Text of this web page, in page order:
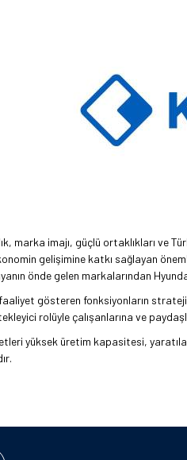
marka imajı, güçlü ortaklıkları ve
gelişimine katkı sağlayan
önde gelen markalarından
gösteren fonksiyonların
rolüyle çalışanlarına ve
yüksek üretim kapasitesi,